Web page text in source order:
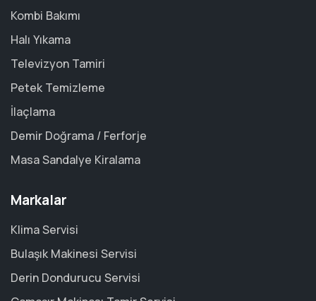
Kombi Bakımı
Halı Yıkama
Televizyon Tamiri
Petek Temizleme
İlaçlama
Demir Doğrama / Ferforje
Masa Sandalye Kiralama
Markalar
Klima Servisi
Bulaşık Makinesi Servisi
Derin Dondurucu Servisi